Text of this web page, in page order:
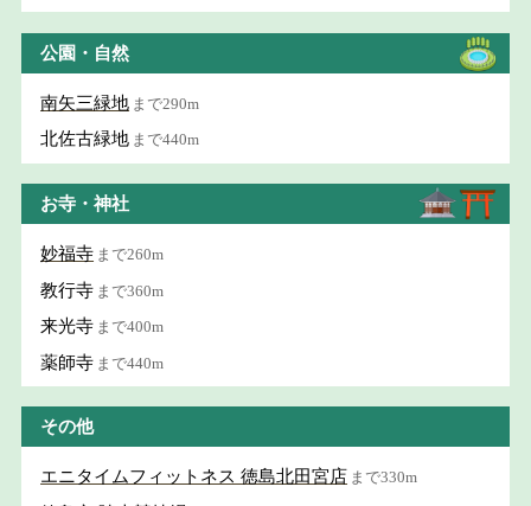
公園・自然
南矢三緑地 まで290m
北佐古緑地 まで440m
お寺・神社
妙福寺 まで260m
教行寺 まで360m
来光寺 まで400m
薬師寺 まで440m
その他
エニタイムフィットネス 徳島北田宮店 まで330m